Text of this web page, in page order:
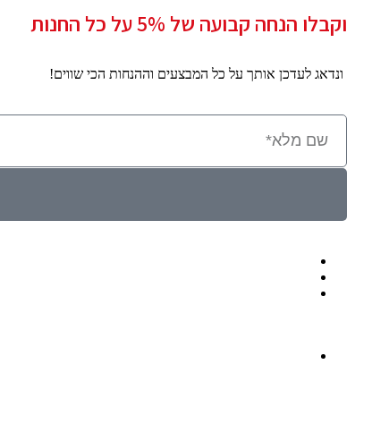
וקבלו הנחה קבועה של 5% על כל החנות
ונדאג לעדכן אותך על כל המבצעים וההנחות הכי שווים!